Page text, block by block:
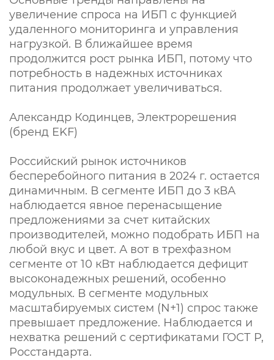
увеличение спроса на ИБП с функцией
удаленного мониторинга и управления
нагрузкой. В ближайшее время
продолжится рост рынка ИБП, потому что
потребность в надежных источниках
питания продолжает увеличиваться.
Александр Кодинцев, Электрорешения
(бренд EKF)
Российский рынок источников
бесперебойного питания в 2024 г. остается
динамичным. В сегменте ИБП до 3 кВА
наблюдается явное перенасыщение
предложениями за счет китайских
производителей, можно подобрать ИБП на
любой вкус и цвет. А вот в трехфазном
сегменте от 10 кВт наблюдается дефицит
высоконадежных решений, особенно
модульных. В сегменте модульных
масштабируемых систем (N+1) спрос также
превышает предложение. Наблюдается и
нехватка решений с сертификатами ГОСТ Р,
Росстандарта.